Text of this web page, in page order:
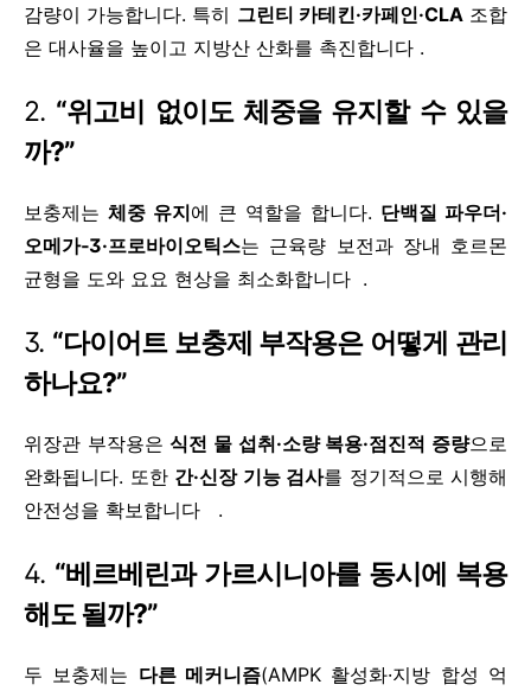
감량이 가능합니다. 특히 그린티 카테킨·카페인·CLA 조합
은 대사율을 높이고 지방산 산화를 촉진합니다 .
2. “위고비 없이도 체중을 유지할 수 있을
까?”
보충제는 체중 유지에 큰 역할을 합니다. 단백질 파우더·
오메가‑3·프로바이오틱스는 근육량 보전과 장내 호르몬
균형을 도와 요요 현상을 최소화합니다 .
3. “다이어트 보충제 부작용은 어떻게 관리
하나요?”
위장관 부작용은식전 물 섭취·소량 복용·점진적 증량으로
완화됩니다. 또한 간·신장 기능 검사를 정기적으로 시행해
안전성을 확보합니다 .
4. “베르베린과 가르시니아를 동시에 복용
해도 될까?”
두 보충제는 다른 메커니즘(AMPK 활성화·지방 합성 억